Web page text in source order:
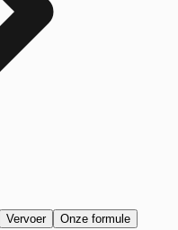
Vervoer
Onze formule